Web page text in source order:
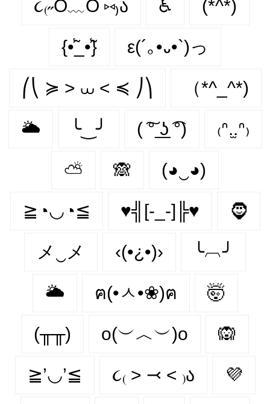
૮₍˶Ó﹏Ò ⑅₎ა ♿ (*^*)
{•̃̾_•̃̾} ε(´｡•᎑•`)っ
⎛⎝ ≽ > ⩊ < ≼ ⎠⎞ （*^_^*)
🌥 ╰‿╯ ( ͠° ͟ʖ ͡°) ₍ᐢ.̫.ᐢ₎
⛅ 🙈 (◕‿◕)
≧◔◡◔≦ ♥╣[-_-]╠♥ 🧔‍
メ‿メ ‹(•¿•)› ╰︹╯
🌥️ ฅ(•ㅅ•❀)ฅ 🤯
(╥╥) o(︶︿︶)o 🙉
≧’◡’≦ ૮₍ ˃ ⤙ ˂ ₎ა 💜